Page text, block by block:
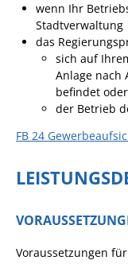
wenn Ihr
Stadtverwaltung
das
sich auf
Anlage nach
befindet oder
der Betrieb
FB 24
Voraussetzungen